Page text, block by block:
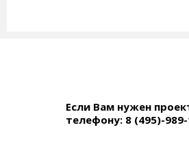
Если Вам нужен
телефону: 8 (495)-